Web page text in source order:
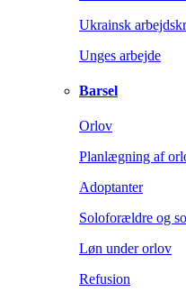
Ukrainsk
Unges arbejde
Barsel
Orlov
Planlægning af
Adoptanter
Soloforældre og
Løn under orlov
Refusion